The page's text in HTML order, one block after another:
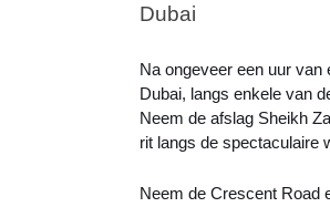
Dubai
Na ongeveer een uur van
Dubai, langs enkele van
Neem de afslag Sheikh
rit langs de spectaculaire
Neem de Crescent Road